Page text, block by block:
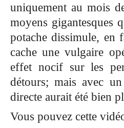
uniquement au mois
moyens gigantesques
potache dissimule, en
cache une vulgaire
effet nocif sur les
détours; mais avec
directe aurait été bien
Vous pouvez cette